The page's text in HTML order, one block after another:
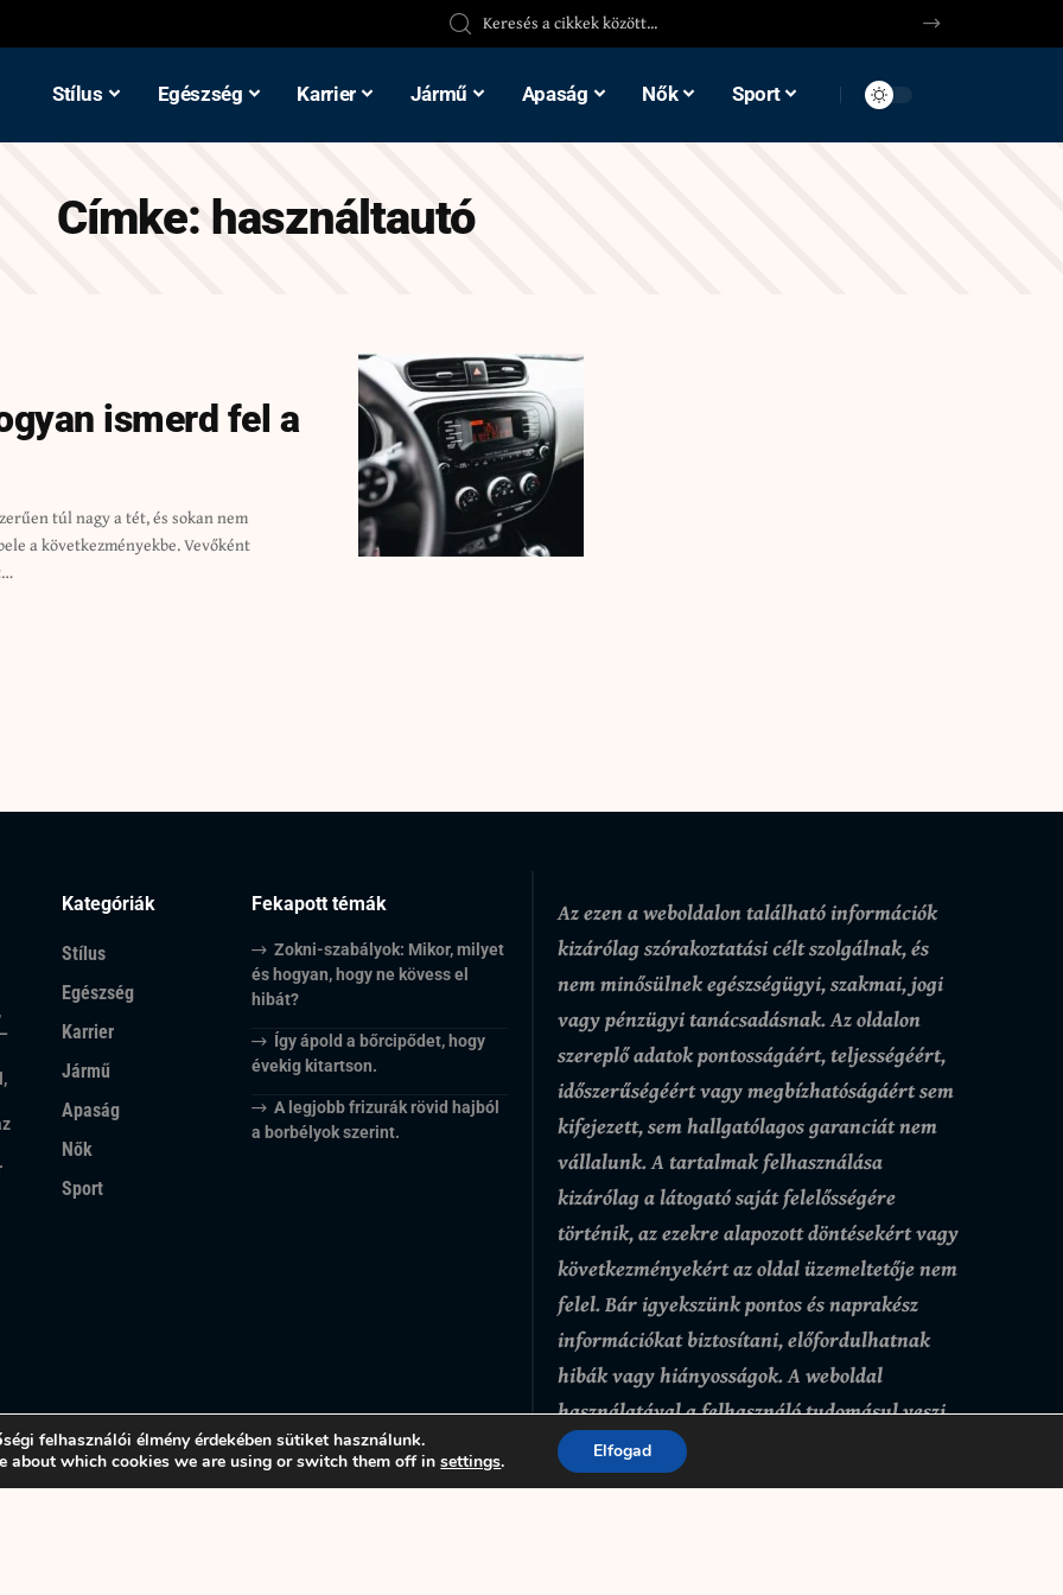
Stílus Egészség Karrier Jármű Apaság Nők Sport
Címke: használtautó
ismerd fel a
Kategóriák
Stílus
Egészség
Karrier
Jármű
Apaság
Nők
Sport
Fekapott témák
Zokni-szabályok: Mikor, milyet
és hogyan, hogy ne kövess el
hibát?
Így ápold a bőrcipődet, hogy
évekig kitartson.
A legjobb frizurák rövid hajból
a borbélyok szerint.
Az ezen a weboldalon található információk
kizárólag szórakoztatási célt szolgálnak, és
nem minősülnek egészségügyi, szakmai, jogi
vagy pénzügyi tanácsadásnak. Az oldalon
szereplő adatok pontosságáért, teljességéért,
időszerűségéért vagy megbízhatóságáért sem
kifejezett, sem hallgatólagos garanciát nem
vállalunk.A tartalmak felhasználása
kizárólag a látogató saját felelősségére
történik, az ezekre alapozott döntésekért vagy
következményekért az oldal üzemeltetője nem
felel. Bár igyekszünk pontos és naprakész
információkat biztosítani, előfordulhatnak
hibák vagy hiányosságok.A weboldal
használatával a felhasználó tudomásul veszi
és elfogadja, hogy az itt található tartalmak
kizárólag tájékoztató jellegűek.
felhasználói élmény érdekében sütiket használunk.
about which cookies we are using or switch them off insettings. Elfogad